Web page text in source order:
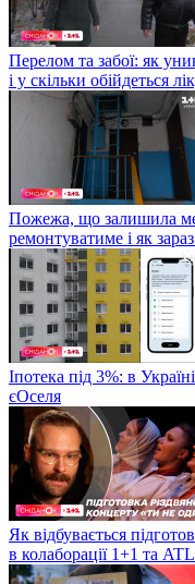
Перелом та забої: як
і у скільки обійдеться
Пожежа, що залишила
ремонтуватиме і як
Іпотека під 3%: в
єОселя
Як відбувається
в колаборації 1+1 та